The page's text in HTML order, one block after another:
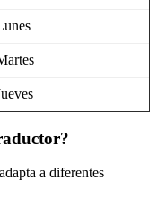
a diferentes